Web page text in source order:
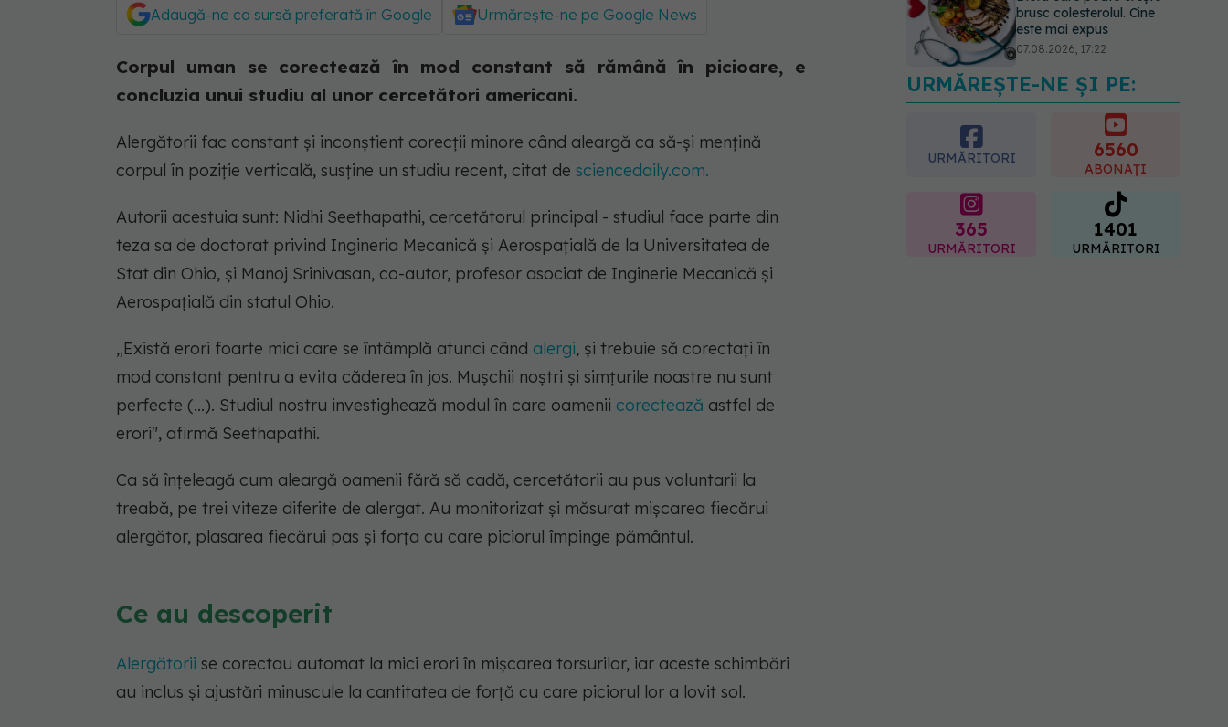
Adaugă-ne ca sursă preferată în Google Urmărește-ne pe Google News
Corpul uman se corectează în mod constant să rămână în picioare, e
concluzia unui studiu al unor cercetători americani.
Alergătorii fac constant și inconștient corecții minore când aleargă ca să-și mențină
corpul în poziție verticală, susține un studiu recent, citat de sciencedaily.com.
Autorii acestuia sunt: Nidhi Seethapathi, cercetătorul principal - studiul face parte din
teza sa de doctorat privind Ingineria Mecanică și Aerospațială de la Universitatea de
Stat din Ohio, și Manoj Srinivasan, co-autor, profesor asociat de Inginerie Mecanică și
Aerospațială din statul Ohio.
„Există erori foarte mici care se întâmplă atunci când alergi, și trebuie să corectați în
mod constant pentru a evita căderea în jos. Mușchii noștri și simțurile noastre nu sunt
perfecte (...). Studiul nostru investighează modul în care oamenii corectează astfel de
erori", afirmă Seethapathi.
Ca să înțeleagă cum aleargă oamenii fără să cadă, cercetătorii au pus voluntarii la
treabă, pe trei viteze diferite de alergat. Au monitorizat și măsurat mișcarea fiecărui
alergător, plasarea fiecărui pas și forța cu care piciorul împinge pământul.
Ce au descoperit
Alergătorii se corectau automat la mici erori în mișcarea torsurilor, iar aceste schimbări
au inclus și ajustări minuscule la cantitatea de forță cu care piciorul lor a lovit sol.
brusc colesterolul. Cine
este mai expus
07.08.2026, 17:22
Ceaiul care ajută
organismul să lupte cu
inflamația. Poate regla
glicemia și colesterolul
08.08.2026, 09:00
URMĂREȘTE-NE ȘI PE:
URMĂRITORI 6560
ABONAȚI
365
URMĂRITORI
1401
URMĂRITORI